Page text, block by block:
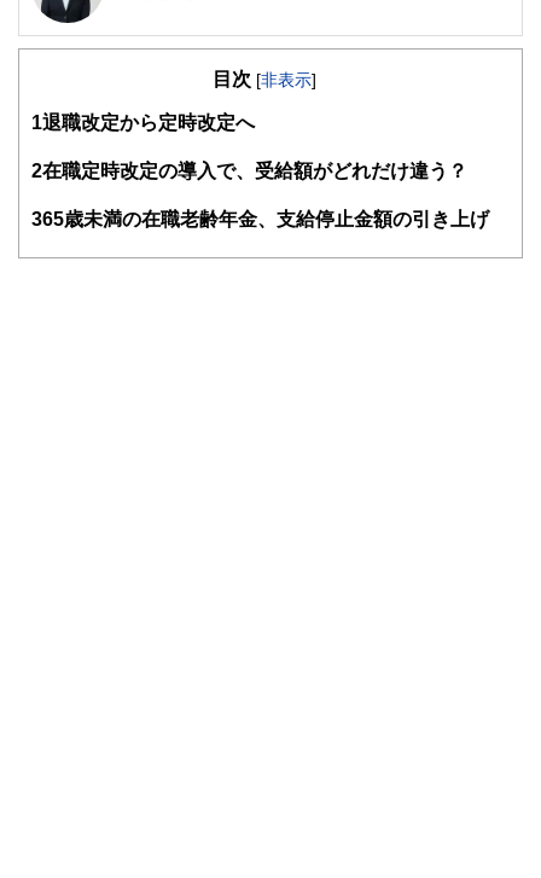
確定拠出年金相談ねっと認定FP
る。結婚で専業主婦となるが夫の独立を機に経理・総務に転
ーチング資格も習得し、金銭面だけでなく心の面からも「幸
融商品を売らない独立系ファイナンシャル・プランナー。
目次 [非表示]
1退職改定から定時改定へ
2在職定時改定の導入で、受給額がどれだけ違う？
365歳未満の在職老齢年金、支給停止金額の引き上げ